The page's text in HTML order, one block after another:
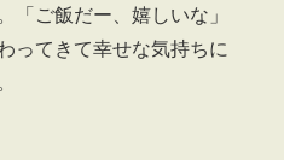
「ご飯だー、嬉しいな」
ってきて幸せな気持ちに